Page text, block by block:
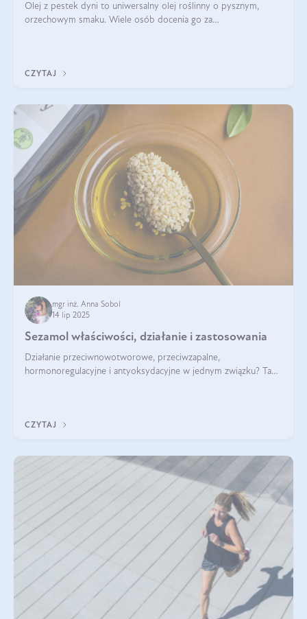
Olej z pestek dyni to uniwersalny olej roślinny o pysznym,
orzechowym smaku. Wiele osób docenia go za
CZYTAJ
mgr inż. Anna Sobol
14 lip 2025
Sezamol właściwości, działanie i zastosowania
Działanie przeciwnowotworowe, przeciwzapalne,
hormonoregulacyjne i antyoksydacyjne w jednym związku? Tak
CZYTAJ